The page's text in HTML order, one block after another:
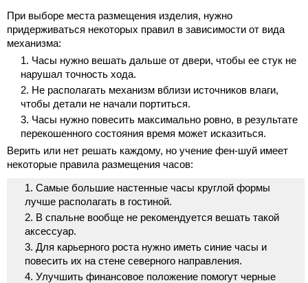
При выборе места размещения изделия, нужно
придерживаться некоторых правил в зависимости от вида
механизма:
Часы нужно вешать дальше от двери, чтобы ее стук не
нарушал точность хода.
Не располагать механизм вблизи источников влаги,
чтобы детали не начали портиться.
Часы нужно повесить максимально ровно, в результате
перекошенного состояния время может исказиться.
Верить или нет решать каждому, но учение фен-шуй имеет
некоторые правила размещения часов:
Самые большие настенные часы круглой формы
лучше располагать в гостиной.
В спальне вообще не рекомендуется вешать такой
аксессуар.
Для карьерного роста нужно иметь синие часы и
повесить их на стене северного направления.
Улучшить финансовое положение помогут черные